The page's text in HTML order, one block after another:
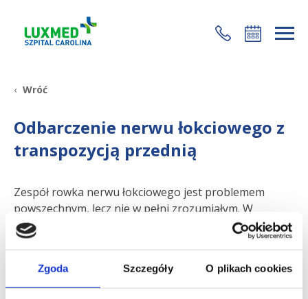
Zgoda Szczegóły O plikach cookies
+48 22 35 58 200
Wróć
Odbarczenie nerwu łokciowego z
transpozycją przednią
Zespół rowka nerwu łokciowego jest problemem
powszechnym, lecz nie w pełni zrozumiałym. W
większości przypadków, o ile stan nie jest
zaawansowany, leczenie zachowawcze, czyli
miesięcy i składa się z leczenia: farmakologicznego,
rehabilitacji oraz szynowania nocnego i stosowania